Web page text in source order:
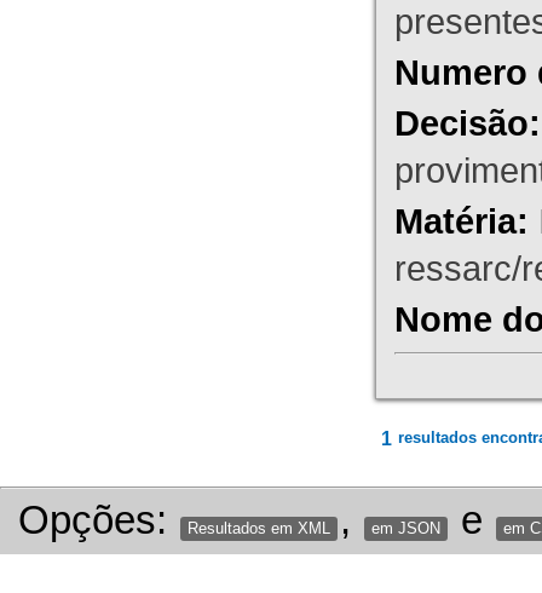
Numero
Decisão:
Matéria:
ressarc/
Nome
1 resultados
Opções: Resultados em XML , em JSON e em